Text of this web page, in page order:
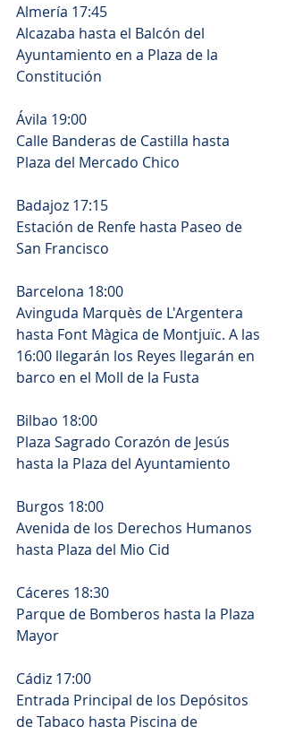
Almería 17:45
Alcazaba hasta el Balcón del
Ayuntamiento en a Plaza de la
Constitución
Ávila 19:00
Calle Banderas de Castilla hasta
Plaza del Mercado Chico
Badajoz 17:15
Estación de Renfe hasta Paseo de
San Francisco
Barcelona 18:00
Avinguda Marquès de L'Argentera
hasta Font Màgica de Montjuïc. A las
16:00 llegarán los Reyes llegarán en
barco en el Moll de la Fusta
Bilbao 18:00
Plaza Sagrado Corazón de Jesús
hasta la Plaza del Ayuntamiento
Burgos 18:00
Avenida de los Derechos Humanos
hasta Plaza del Mio Cid
Cáceres 18:30
Parque de Bomberos hasta la Plaza
Mayor
Cádiz 17:00
Entrada Principal de los Depósitos
de Tabaco hasta Piscina de